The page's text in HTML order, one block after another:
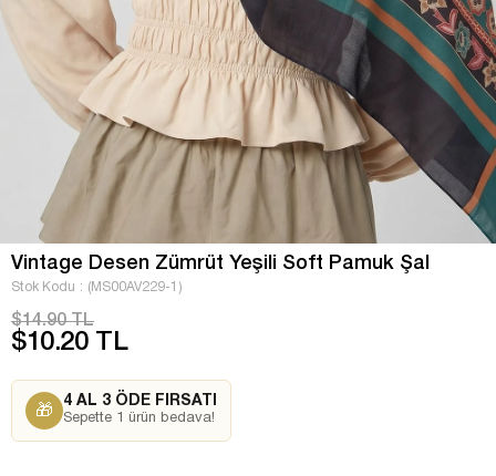
Vintage Desen Zümrüt Yeşili Soft Pamuk Şal
Stok Kodu (MS00AV229-1)
$14.90 TL
$10.20 TL
🎁
4 AL 3 ÖDE FIRSATI
Sepette 1 ürün bedava!